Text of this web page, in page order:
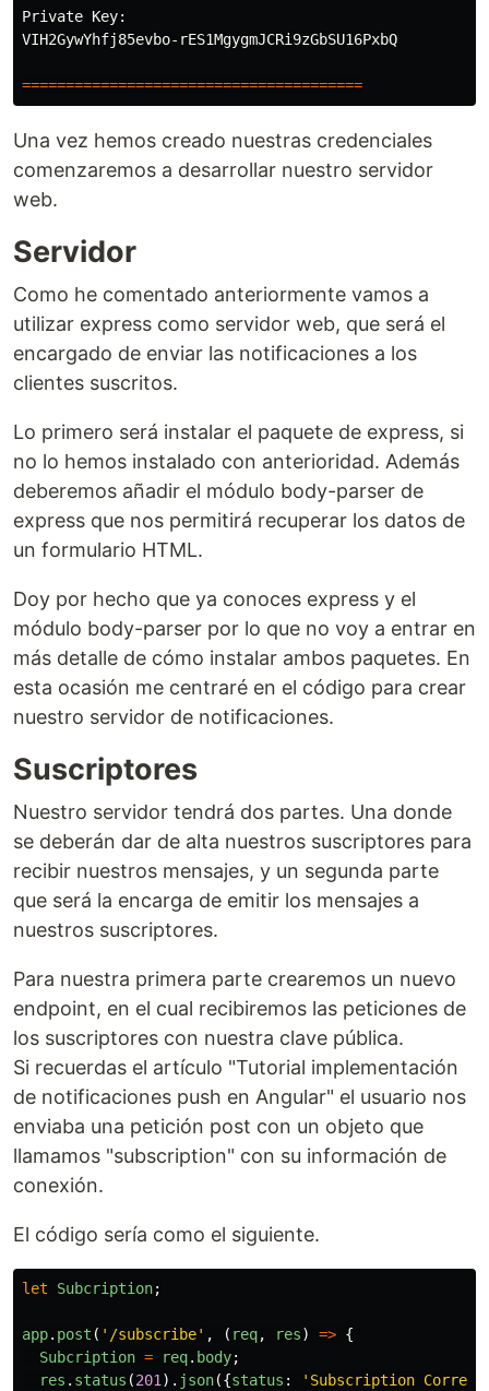
Private Key:
VIH2GywYhfj85evbo-rES1MgygmJCRi9zGbSU16PxbQ
=======================================
Una vez hemos creado nuestras credenciales
comenzaremos a desarrollar nuestro servidor
web.
Servidor
Como he comentado anteriormente vamos a
utilizar express como servidor web, que será el
encargado de enviar las notificaciones a los
clientes suscritos.
Lo primero será instalar el paquete de express, si
no lo hemos instalado con anterioridad. Además
deberemos añadir el módulo body-parser de
express que nos permitirá recuperar los datos de
un formulario HTML.
Doy por hecho que ya conoces express y el
módulo body-parser por lo que no voy a entrar en
más detalle de cómo instalar ambos paquetes. En
esta ocasión me centraré en el código para crear
nuestro servidor de notificaciones.
Suscriptores
Nuestro servidor tendrá dos partes. Una donde
se deberán dar de alta nuestros suscriptores para
recibir nuestros mensajes, y un segunda parte
que será la encarga de emitir los mensajes a
nuestros suscriptores.
Para nuestra primera parte crearemos un nuevo
endpoint, en el cual recibiremos las peticiones de
los suscriptores con nuestra clave pública.
Si recuerdas el artículo "Tutorial implementación
de notificaciones push en Angular" el usuario nos
enviaba una petición post con un objeto que
llamamos "subscription" con su información de
conexión.
El código sería como el siguiente.
let Subcription;
app. post ( ' /subscribe' , ( req, res) => {
Subcription = req. body;
res . status (201 ). json({status : ' Subscription Correct